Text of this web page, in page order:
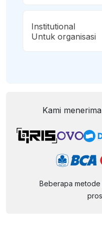
Institutional
Untuk organisasi
Kami
Beberapa metode